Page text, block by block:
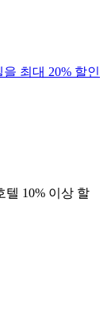
최대 20% 할인
텔 10% 이상 할